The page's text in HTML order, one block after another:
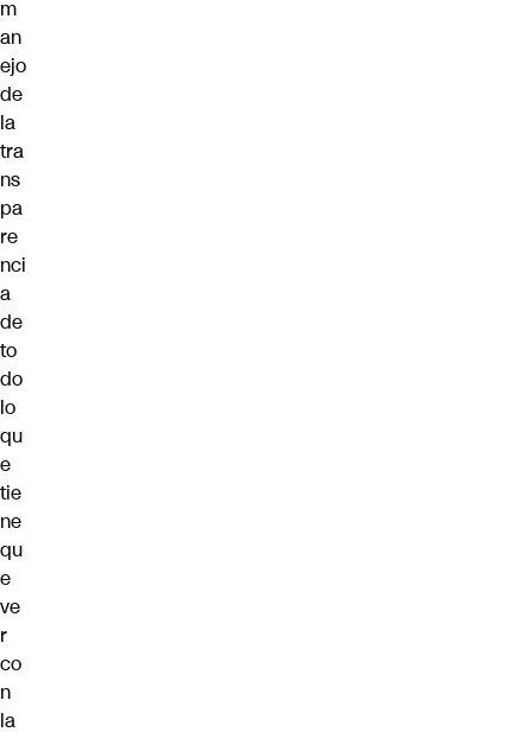
m
an
ejo
de
la
tra
ns
pa
re
nci
a
de
to
do
lo
qu
e
tie
ne
qu
e
ve
r
co
n
la